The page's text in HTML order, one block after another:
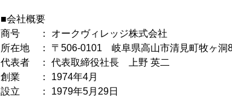
■会社概要
商号 ： オークヴィレッジ株式会社
所在地 ： 〒506-0101 岐阜県高山市清見町牧ヶ洞
代表者 ： 代表取締役社長 上野 英二
創業 ： 1974年4月
設立 ： 1979年5月29日